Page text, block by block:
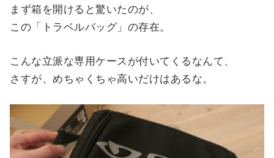
まず箱を開けると驚いたのが、
この「トラベルバッグ」の存在。
こんな立派な専用ケースが付いてくるなんて、
さすが、めちゃくちゃ高いだけはあるな。